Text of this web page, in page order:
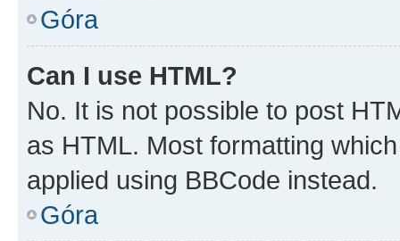
Góra
Can I use HTML?
No. It is not possible to post
as HTML. Most formatting
applied using BBCode instead.
Góra